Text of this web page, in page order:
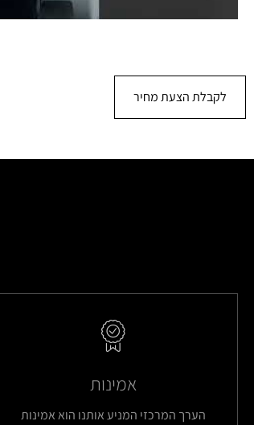
לקבלת הצעת מחיר
אמינות
הערך המרכזי המניע אותנו הוא אמינות